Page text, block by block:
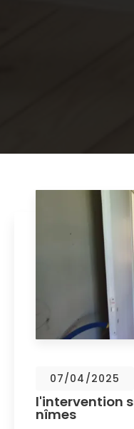
07/04/2025
l'intervention
nîmes